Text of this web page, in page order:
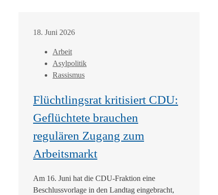
18. Juni 2026
Arbeit
Asylpolitik
Rassismus
Flüchtlingsrat kritisiert CDU:
Geflüchtete brauchen
regulären Zugang zum
Arbeitsmarkt
Am 16. Juni hat die CDU-Fraktion eine
Beschlussvorlage in den Landtag eingebracht,